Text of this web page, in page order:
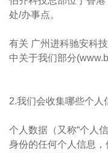
处/办事点。
有关 广州进科驰安科
中关于我们部分
2.我们会收集哪些个人
个人数据（又称“个人
身份的任何个人信息